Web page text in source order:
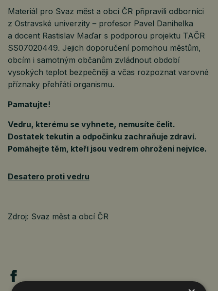
Materiál pro Svaz měst a obcí ČR připravili odborníci
z Ostravské univerzity – profesor Pavel Danihelka
a docent Rastislav Maďar s podporou projektu TAČR
SS07020449. Jejich doporučení pomohou městům,
obcím i samotným občanům zvládnout období
vysokých teplot bezpečněji a včas rozpoznat varovné
příznaky přehřátí organismu.
Pamatujte!
Vedru, kterému se vyhnete, nemusíte čelit.
Dostatek tekutin a odpočinku zachraňuje zdraví.
Pomáhejte těm, kteří jsou vedrem ohroženi nejvíce.
Desatero proti vedru
Zdroj: Svaz měst a obcí ČR